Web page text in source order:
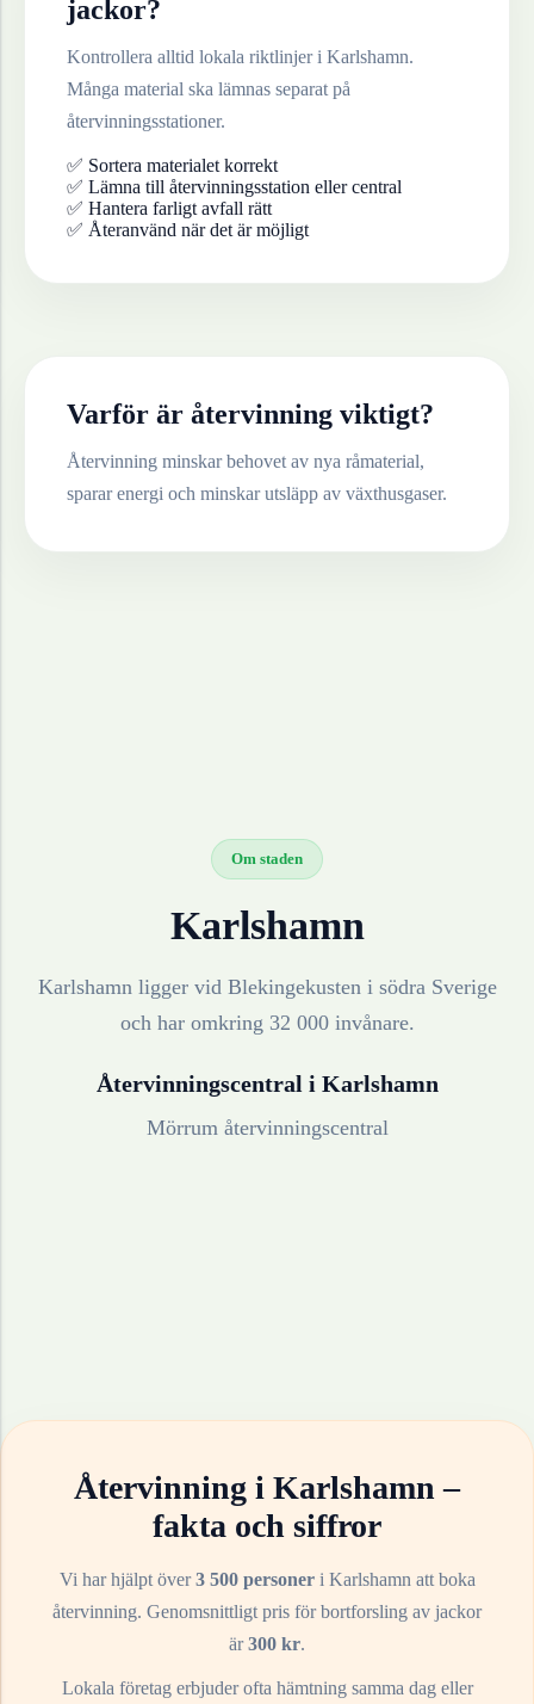
jackor?
Kontrollera alltid lokala riktlinjer i Karlshamn.
Många material ska lämnas separat på
återvinningsstationer.
✅ Sortera materialet korrekt
✅ Lämna till återvinningsstation eller central
✅ Hantera farligt avfall rätt
✅ Återanvänd när det är möjligt
Varför är återvinning viktigt?
Återvinning minskar behovet av nya råmaterial,
sparar energi och minskar utsläpp av växthusgaser.
Om staden
Karlshamn
Karlshamn ligger vid Blekingekusten i södra Sverige
och har omkring 32 000 invånare.
Återvinningscentral i Karlshamn
Mörrum återvinningscentral
Återvinning i Karlshamn–
fakta och siffror
Vi har hjälpt över3 500 personeri Karlshamn att boka
återvinning. Genomsnittligt pris för bortforsling av jackor
är300 kr.
Lokala företag erbjuder ofta hämtning samma dag eller